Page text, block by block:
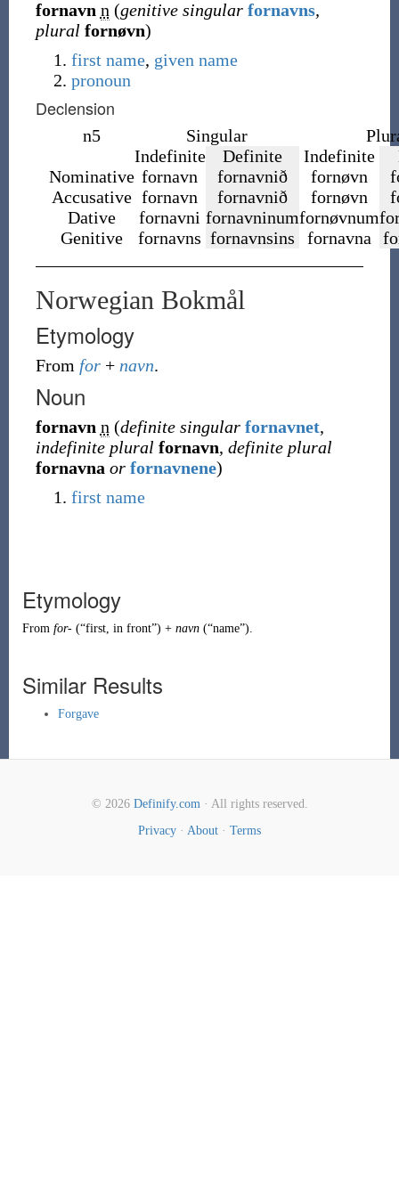
fornavn n (genitive singular fornavns,
plural fornøvn)
first name, given name
pronoun
Declension
n5 Singular
Indefinite
Definite Indefinite
Nominative fornavn fornavnið fornøvn
Accusative fornavn fornavnið fornøvn
Dative
fornavni fornavninumfornøvnum
Genitive
fornavns fornavnsins fornavna
Norwegian Bokmål
Etymology
From for+ navn.
Noun
fornavn n (definite singular fornavnet,
indefinite plural fornavn, definite plural
fornavna or fornavnene)
first name
Etymology
From for- (“first, in front”) + navn (“name”).
Similar Results
Forgave
© 2026 Definify.com· All rights reserved.
Privacy · About · Terms